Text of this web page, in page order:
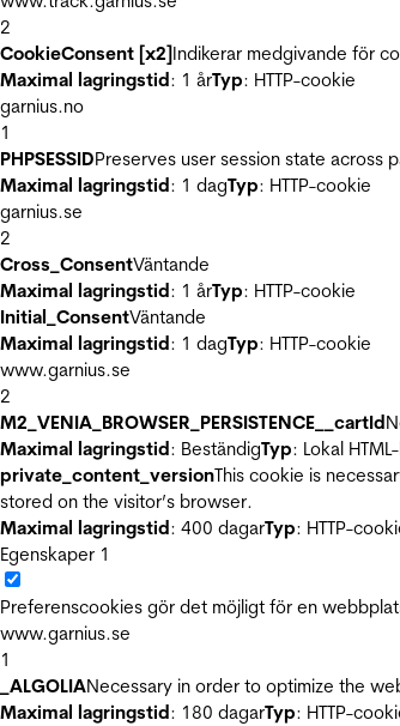
2
CookieConsent [x2]Indikerar medgivande för
Maximal lagringstid: 1 årTyp: HTTP-cookie
garnius.no
1
PHPSESSIDPreserves user session state across
Maximal lagringstid: 1 dagTyp: HTTP-cookie
garnius.se
2
Cross_ConsentVäntande
Maximal lagringstid: 1 årTyp: HTTP-cookie
Initial_ConsentVäntande
Maximal lagringstid: 1 dagTyp: HTTP-cookie
www.garnius.se
2
M2_VENIA_BROWSER_PERSISTENCE__cartId
Maximal lagringstid: BeständigTyp: Lokal
private_content_versionThis cookie is
stored on the visitor’s browser.
Maximal lagringstid: 400 dagarTyp: HTTP-
Egenskaper 1
Preferenscookies gör det möjligt för en
www.garnius.se
1
_ALGOLIANecessary in order to optimize the
Maximal lagringstid: 180 dagarTyp: HTTP-